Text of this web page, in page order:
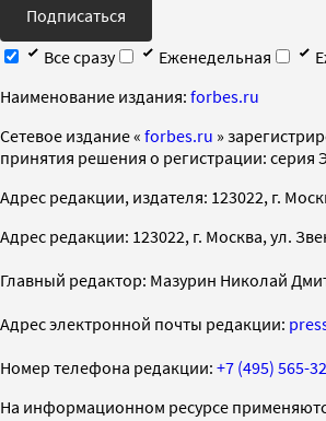
Подписаться
Все сразу
Еженедельная
Наименование издания: forbes.ru
Cетевое издание « forbes.ru »
принятия решения о регистрации: серия
Адрес редакции, издателя: 123022, г.
Адрес редакции: 123022, г. Москва, ул.
Главный редактор: Мазурин Николай
Адрес электронной почты редакции:
Номер телефона редакции: +7 (495) 565-
На информационном ресурсе